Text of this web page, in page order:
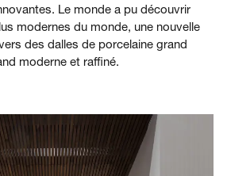
Le monde a pu découvrir
modernes du monde, une nouvelle
des dalles de porcelaine grand
moderne et raffiné.